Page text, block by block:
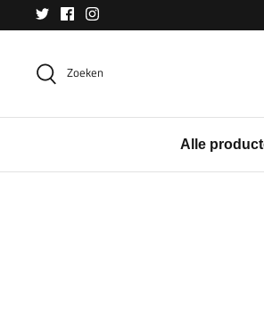
Meteen
naar
content
Zoeken
Alle